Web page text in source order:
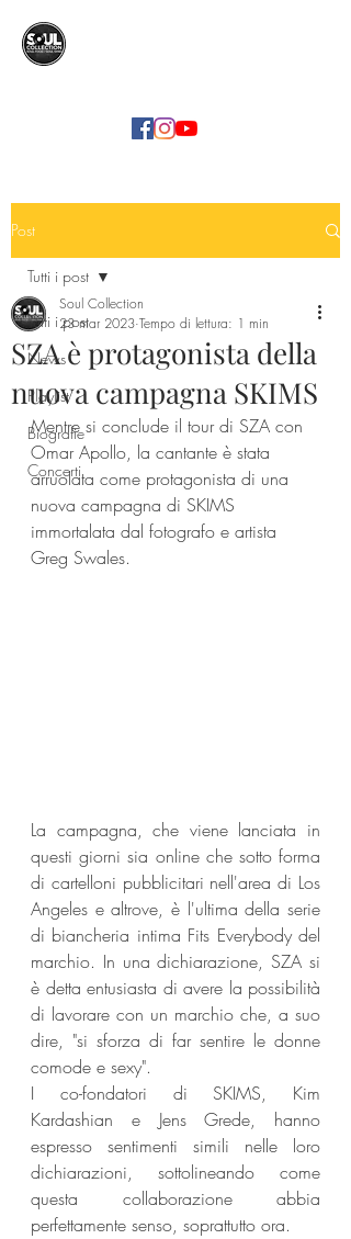
Post
Tutti i post
News
Playlist
Biografie
Concerti
Tutti i post
SZA è protagonista della
nuova campagna SKIMS
Soul Collection
23 mar 2023 Tempo di lettura: 1 min
Mentre si conclude il tour di SZA con
Omar Apollo, la cantante è stata
arruolata come protagonista di una
nuova campagna di SKIMS
immortalata dal fotografo e artista
Greg Swales.
La campagna, che viene lanciata in
questi giorni sia online che sotto forma
di cartelloni pubblicitari nell'area di Los
Angeles e altrove, è l'ultima della serie
di biancheria intima Fits Everybody del
marchio. In una dichiarazione, SZA si
è detta entusiasta di avere la possibilità
di lavorare con un marchio che, a suo
dire, "si sforza di far sentire le donne
comode e sexy".
I co-fondatori di SKIMS, Kim
Kardashian e Jens Grede, hanno
espresso sentimenti simili nelle loro
dichiarazioni, sottolineando come
questa collaborazione abbia
perfettamente senso, soprattutto ora.